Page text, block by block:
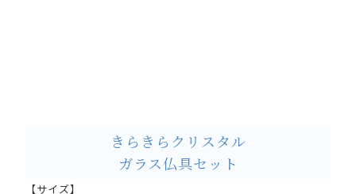
きらきらクリスタル
ガラス仏具セット
【サイズ】